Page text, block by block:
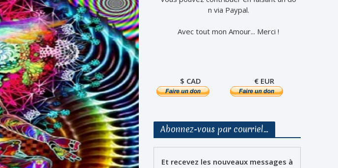
n via Paypal.
Avec tout mon Amour... Merci !
$ CAD € EUR
Abonnez-vous par courriel…
Et recevez les nouveaux messages à